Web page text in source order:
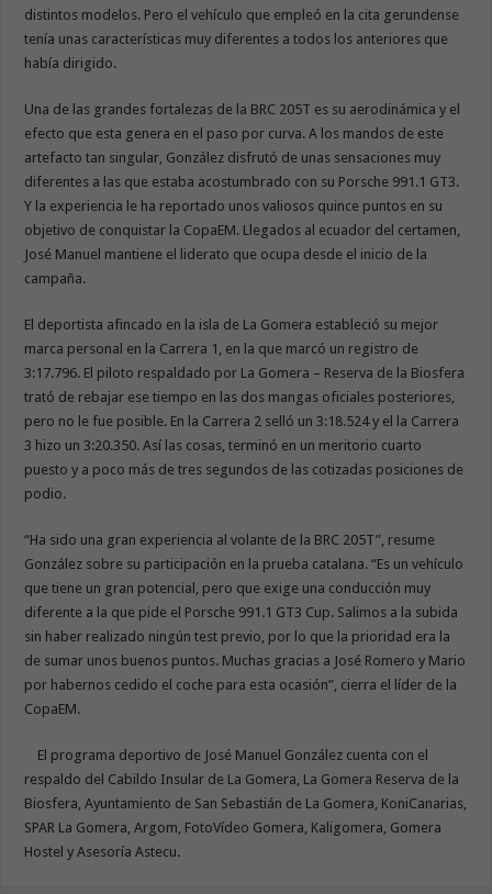
distintos modelos. Pero el vehículo que empleó en la cita gerundense
tenía unas características muy diferentes a todos los anteriores que
había dirigido.
Una de las grandes fortalezas de la BRC 205T es su aerodinámica y el
efecto que esta genera en el paso por curva. A los mandos de este
artefacto tan singular, González disfrutó de unas sensaciones muy
diferentes a las que estaba acostumbrado con su Porsche 991.1 GT3.
Y la experiencia le ha reportado unos valiosos quince puntos en su
objetivo de conquistar la CopaEM. Llegados al ecuador del certamen,
José Manuel mantiene el liderato que ocupa desde el inicio de la
campaña.
El deportista afincado en la isla de La Gomera estableció su mejor
marca personal en la Carrera 1, en la que marcó un registro de
3:17.796. El piloto respaldado por La Gomera – Reserva de la Biosfera
trató de rebajar ese tiempo en las dos mangas oficiales posteriores,
pero no le fue posible. En la Carrera 2 selló un 3:18.524 y el la Carrera
3 hizo un 3:20.350. Así las cosas, terminó en un meritorio cuarto
puesto y a poco más de tres segundos de las cotizadas posiciones de
podio.
“Ha sido una gran experiencia al volante de la BRC 205T”, resume
González sobre su participación en la prueba catalana. “Es un vehículo
que tiene un gran potencial, pero que exige una conducción muy
diferente a la que pide el Porsche 991.1 GT3 Cup. Salimos a la subida
sin haber realizado ningún test previo, por lo que la prioridad era la
de sumar unos buenos puntos. Muchas gracias a José Romero y Mario
por habernos cedido el coche para esta ocasión”, cierra el líder de la
CopaEM.
El programa deportivo de José Manuel González cuenta con el
respaldo del Cabildo Insular de La Gomera, La Gomera Reserva de la
Biosfera, Ayuntamiento de San Sebastián de La Gomera, KoniCanarias,
SPAR La Gomera, Argom, FotoVídeo Gomera, Kaligomera, Gomera
Hostel y Asesoría Astecu.